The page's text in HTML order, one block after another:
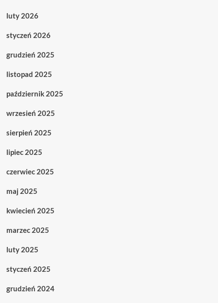
luty 2026
styczeń 2026
grudzień 2025
listopad 2025
październik 2025
wrzesień 2025
sierpień 2025
lipiec 2025
czerwiec 2025
maj 2025
kwiecień 2025
marzec 2025
luty 2025
styczeń 2025
grudzień 2024